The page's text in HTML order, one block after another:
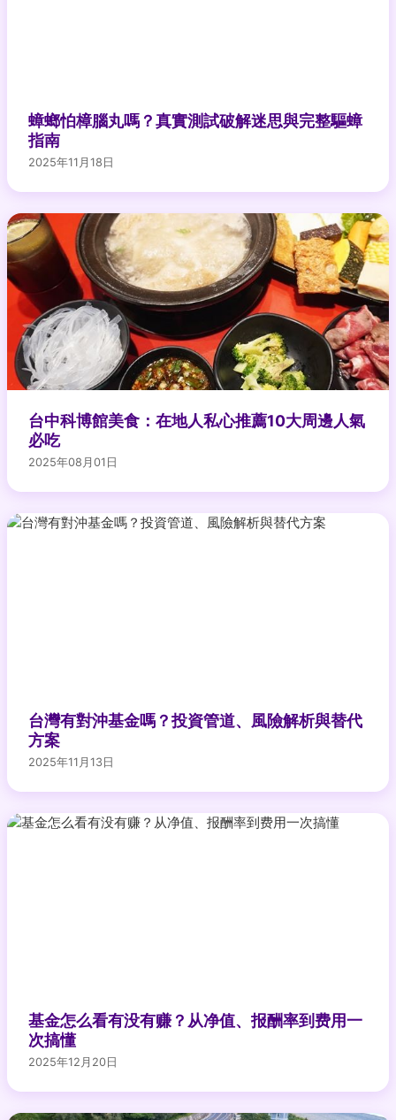
蟑螂怕樟腦丸嗎？真實測試破解迷思與完整驅蟑
指南
2025年11月18日
台中科博館美食：在地人私心推薦10大周邊人氣
必吃
2025年08月01日
台灣有對沖基金嗎？投資管道、風險解析與替代
方案
2025年11月13日
基金怎么看有没有赚？从净值、报酬率到费用一
次搞懂
2025年12月20日